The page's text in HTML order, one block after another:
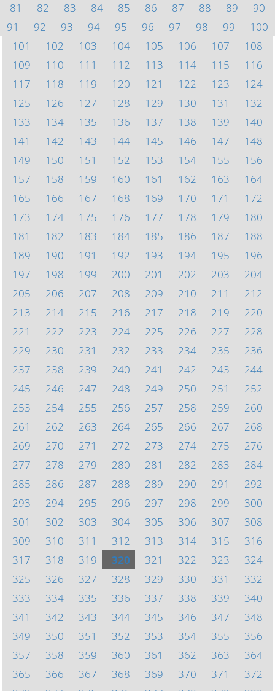
81
82 83 84 85 86 87 88 89
90
91
92 93 94 95 96 97 98 99
100
101
102 103 104 105 106 107
108
109
110 111 112 113 114 115
116
117
118 119 120 121 122 123
124
125
126 127 128 129 130 131
132
133
134 135 136 137 138 139
140
141
142 143 144 145 146 147
148
149
150 151 152 153 154 155
156
157
158 159 160 161 162 163
164
165
166 167 168 169 170 171
172
173
174 175 176 177 178 179
180
181
182 183 184 185 186 187
188
189
190 191 192 193 194 195
196
197
198 199 200 201 202 203
204
205
206 207 208 209 210 211
212
213
214 215 216 217 218 219
220
221
222 223 224 225 226 227
228
229
230 231 232 233 234 235
236
237
238 239 240 241 242 243
244
245
246 247 248 249 250 251
252
253
254 255 256 257 258 259
260
261
262 263 264 265 266 267
268
269
270 271 272 273 274 275
276
277
278 279 280 281 282 283
284
285
286 287 288 289 290 291
292
293
294 295 296 297 298 299
300
301
302 303 304 305 306 307
308
309
310 311 312 313 314 315
316
317
318 319 320 321 322 323
324
325
326 327 328 329 330 331
332
333
334 335 336 337 338 339
340
341
342 343 344 345 346 347
348
349
350 351 352 353 354 355
356
357
358 359 360 361 362 363
364
365
366 367 368 369 370 371
372